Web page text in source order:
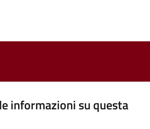
informazioni su questa